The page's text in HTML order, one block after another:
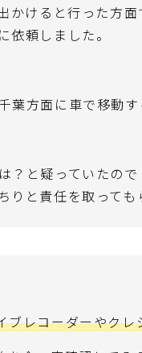
かけると行った方
依頼しました。
葉方面に車で移動
？と疑っていたの
りと責任を取っても
ブレコーダーやク